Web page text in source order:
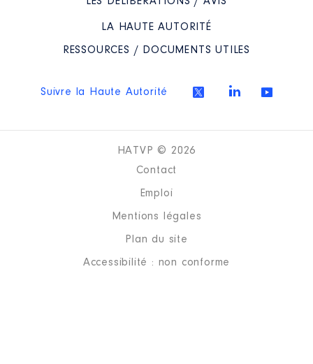
LA HAUTE AUTORITÉ
RESSOURCES / DOCUMENTS UTILES
Suivre la Haute Autorité
HATVP © 2026
Contact
Emploi
Mentions légales
Plan du site
Accessibilité : non conforme